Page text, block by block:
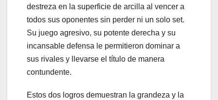
destreza en la superficie de arcilla al vencer a
todos sus oponentes sin perder ni un solo set.
Su juego agresivo, su potente derecha y su
incansable defensa le permitieron dominar a
sus rivales y llevarse el título de manera
contundente.
Estos dos logros demuestran la grandeza y la